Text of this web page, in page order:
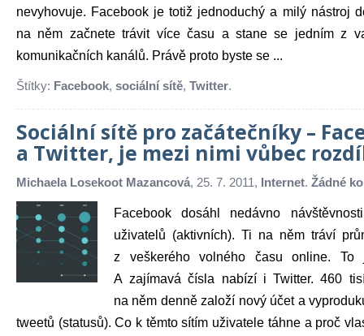
nevyhovuje. Facebook je totiž jednoduchý a milý nástroj
na něm začnete trávit více času a stane se jedním z
komunikačních kanálů. Právě proto byste se ...
Štítky: Facebook, sociální sítě, Twitter.
Sociální sítě pro začátečníky –
a Twitter, je mezi nimi vůbec
Michaela Losekoot Mazancová, 25. 7. 2011, Internet. Žádné
Facebook dosáhl nedávno
uživatelů (aktivních). Ti na něm tráví
z veškerého volného času online. To
A zajímavá čísla nabízí i Twitter. 460
na něm denně založí nový účet a
tweetů (statusů). Co k těmto sítím uživatele táhne a proč